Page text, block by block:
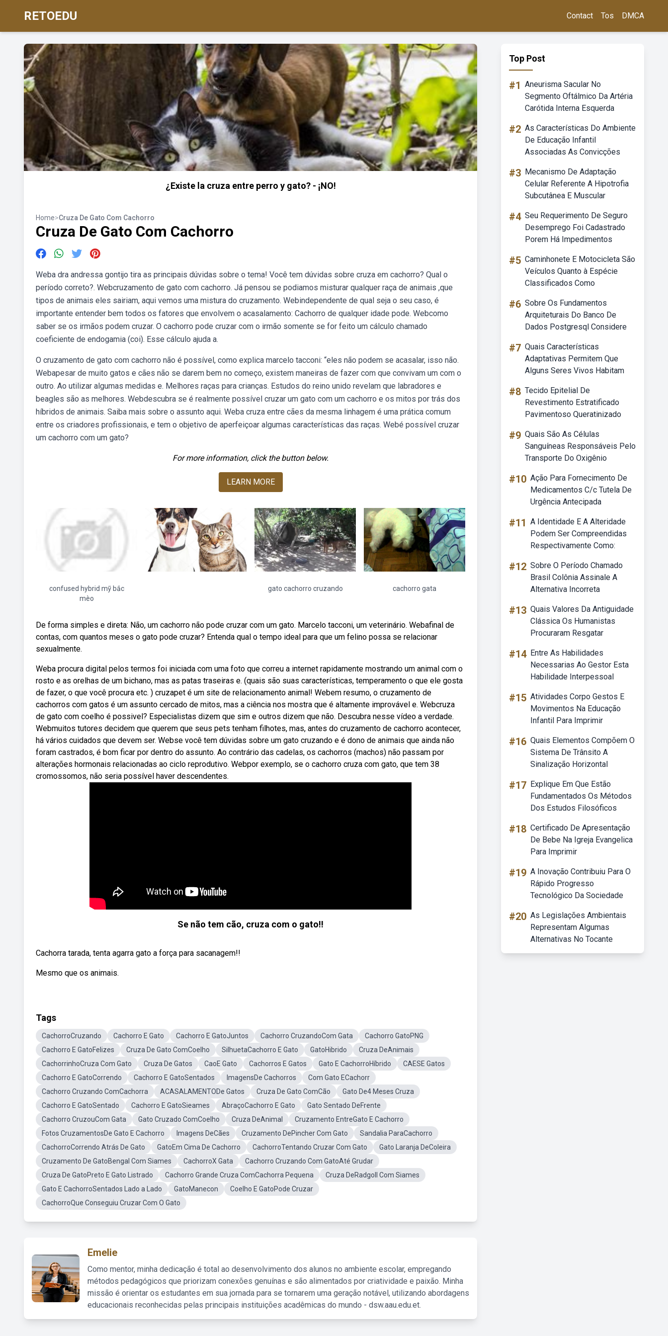
RETOEDU Contact Tos DMCA
¿Existe la cruza entre perro y gato? - ¡NO!
Home>Cruza De Gato Com Cachorro
Cruza De Gato Com Cachorro
Weba dra andressa gontijo tira as principais dúvidas sobre o tema! Você tem dúvidas sobre cruza em cachorro? Qual o
período correto?. Webcruzamento de gato com cachorro. Já pensou se podiamos misturar qualquer raça de animais ,que
tipos de animais eles sairiam, aqui vemos uma mistura do cruzamento. Webindependente de qual seja o seu caso, é
importante entender bem todos os fatores que envolvem o acasalamento: Cachorro de qualquer idade pode. Webcomo
saber se os irmãos podem cruzar. O cachorro pode cruzar com o irmão somente se for feito um cálculo chamado
coeficiente de endogamia (coi). Esse cálculo ajuda a.
O cruzamento de gato com cachorro não é possível, como explica marcelo tacconi: “eles não podem se acasalar, isso não.
Webapesar de muito gatos e cães não se darem bem no começo, existem maneiras de fazer com que convivam um com o
outro. Ao utilizar algumas medidas e. Melhores raças para crianças. Estudos do reino unido revelam que labradores e
beagles são as melhores. Webdescubra se é realmente possível cruzar um gato com um cachorro e os mitos por trás dos
híbridos de animais. Saiba mais sobre o assunto aqui. Weba cruza entre cães da mesma linhagem é uma prática comum
entre os criadores profissionais, e tem o objetivo de aperfeiçoar algumas características das raças. Webé possível cruzar
um cachorro com um gato?
For more information, click the button below.
LEARN MORE
confused hybrid mỹ bắc
mèo
gato cachorro cruzando cachorro gata
De forma simples e direta: Não, um cachorro não pode cruzar com um gato. Marcelo tacconi, um veterinário. Webafinal de
contas, com quantos meses o gato pode cruzar? Entenda qual o tempo ideal para que um felino possa se relacionar
sexualmente.
Weba procura digital pelos termos foi iniciada com uma foto que correu a internet rapidamente mostrando um animal com o
rosto e as orelhas de um bichano, mas as patas traseiras e. (quais são suas características, temperamento o que ele gosta
de fazer, o que você procura etc. ) cruzapet é um site de relacionamento animal! Webem resumo, o cruzamento de
cachorros com gatos é um assunto cercado de mitos, mas a ciência nos mostra que é altamente improvável e. Webcruza
de gato com coelho é possivel? Especialistas dizem que sim e outros dizem que não. Descubra nesse vídeo a verdade.
Webmuitos tutores decidem que querem que seus pets tenham filhotes, mas, antes do cruzamento de cachorro acontecer,
há vários cuidados que devem ser. Webse você tem dúvidas sobre um gato cruzando e é dono de animais que ainda não
foram castrados, é bom ficar por dentro do assunto. Ao contrário das cadelas, os cachorros (machos) não passam por
alterações hormonais relacionadas ao ciclo reprodutivo. Webpor exemplo, se o cachorro cruza com gato, que tem 38
cromossomos, não seria possível haver descendentes.
Se não tem cão, cruza com o gato!!
Cachorra tarada, tenta agarra gato a força para sacanagem!!
Mesmo que os animais.
Tags
CachorroCruzando Cachorro E Gato Cachorro E GatoJuntos Cachorro CruzandoCom Gata
Cachorro GatoPNG
Cachorro E GatoFelizes
Cruza De Gato ComCoelho SilhuetaCachorro E Gato GatoHibrido
Cruza DeAnimais
CachorrinhoCruza Com Gato
Cruza De Gatos CaoE Gato Cachorros E Gatos Gato E CachorroHíbrido
CAESE Gatos
Cachorro E GatoCorrendo
Cachorro E GatoSentados ImagensDe Cachorros
Com Gato ECachorr
Cachorro Cruzando ComCachorra
ACASALAMENTODe Gatos Cruza De Gato ComCão
Gato De4 Meses Cruza
Cachorro E GatoSentado
Cachorro E GatoSieames AbraçoCachorro E Gato
Gato Sentado DeFrente
Cachorro CruzouCom Gata
Gato Cruzado ComCoelho Cruza DeAnimal
Cruzamento EntreGato E Cachorro
Fotos CruzamentosDe Gato E Cachorro
Imagens DeCães Cruzamento DePincher Com Gato
Sandalia ParaCachorro
CachorroCorrendo Atrás De Gato
GatoEm Cima De Cachorro CachorroTentando Cruzar Com Gato
Gato Laranja DeColeira
Cruzamento De GatoBengal Com Siames
CachorroX Gata
Cachorro Cruzando Com GatoAté Grudar
Cruza De GatoPreto E Gato Listrado
Cachorro Grande Cruza ComCachorra Pequena
Cruza DeRadgoll Com Siames
Gato E CachorroSentados Lado a Lado
GatoManecon
Coelho E GatoPode Cruzar
CachorroQue Conseguiu Cruzar Com O Gato
Emelie
Como mentor, minha dedicação é total ao desenvolvimento dos alunos no ambiente escolar, empregando
métodos pedagógicos que priorizam conexões genuínas e são alimentados por criatividade e paixão. Minha
missão é orientar os estudantes em sua jornada para se tornarem uma geração notável, utilizando abordagens
educacionais reconhecidas pelas principais instituições acadêmicas do mundo - dsw.aau.edu.et.
Top Post
#1 Aneurisma Sacular No
Segmento Oftálmico Da Artéria
Carótida Interna Esquerda
#2 As Características Do Ambiente
De Educação Infantil
Associadas As Convicções
#3 Mecanismo De Adaptação
Celular Referente A Hipotrofia
Subcutânea E Muscular
#4 Seu Requerimento De Seguro
Desemprego Foi Cadastrado
Porem Há Impedimentos
#5 Caminhonete E Motocicleta São
Veículos Quanto à Espécie
Classificados Como
#6 Sobre Os Fundamentos
Arquiteturais Do Banco De
Dados Postgresql Considere
#7 Quais Características
Adaptativas Permitem Que
Alguns Seres Vivos Habitam
#8 Tecido Epitelial De
Revestimento Estratificado
Pavimentoso Queratinizado
#9 Quais São As Células
Sanguíneas Responsáveis Pelo
Transporte Do Oxigênio
#10 Ação Para Fornecimento De
Medicamentos C/c Tutela De
Urgência Antecipada
#11 A Identidade E A Alteridade
Podem Ser Compreendidas
Respectivamente Como:
#12 Sobre O Período Chamado
Brasil Colônia Assinale A
Alternativa Incorreta
#13 Quais Valores Da Antiguidade
Clássica Os Humanistas
Procuraram Resgatar
#14 Entre As Habilidades
Necessarias Ao Gestor Esta
Habilidade Interpessoal
#15 Atividades Corpo Gestos E
Movimentos Na Educação
Infantil Para Imprimir
#16 Quais Elementos Compõem O
Sistema De Trânsito A
Sinalização Horizontal
#17 Explique Em Que Estão
Fundamentados Os Métodos
Dos Estudos Filosóficos
#18 Certificado De Apresentação
De Bebe Na Igreja Evangelica
Para Imprimir
#19 A Inovação Contribuiu Para O
Rápido Progresso
Tecnológico Da Sociedade
#20 As Legislações Ambientais
Representam Algumas
Alternativas No Tocante